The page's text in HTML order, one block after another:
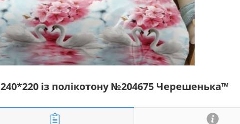
із полікотону №204675 Черешенька™